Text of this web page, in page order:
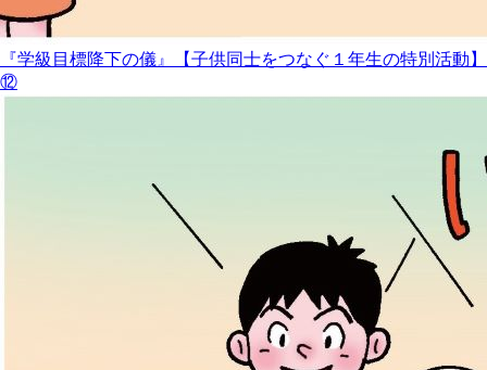
『学級目標降下の儀』【子供同士をつなぐ１年生の特別活動】
⑫